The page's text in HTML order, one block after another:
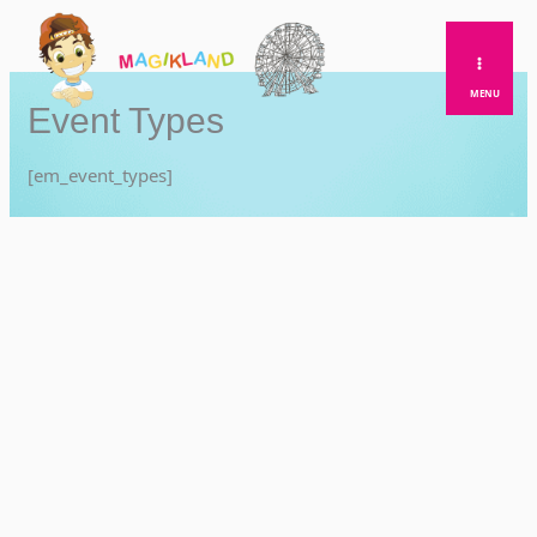
content
MENU
Event Types
[em_event_types]